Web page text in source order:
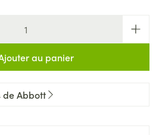
au panier
de Abbott